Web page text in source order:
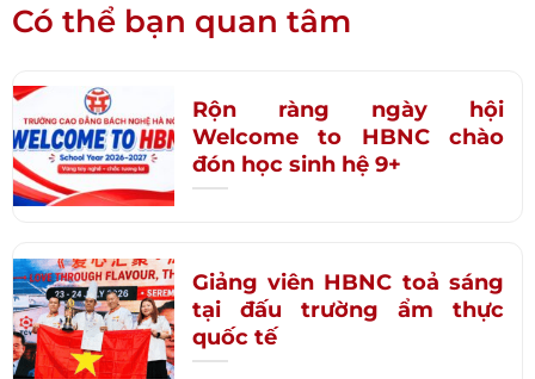
Có thể bạn quan tâm
Rộn ràng ngày hội
Welcome to HBNC chào
đón học sinh hệ 9+
Giảng viên HBNC toả sáng
tại đấu trường ẩm thực
quốc tế